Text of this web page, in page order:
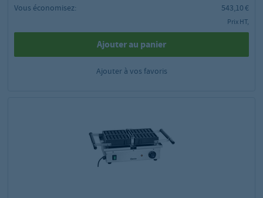
Vous économisez: 543,10 €
Prix HT,
Ajouter au panier
Ajouter à vos favoris